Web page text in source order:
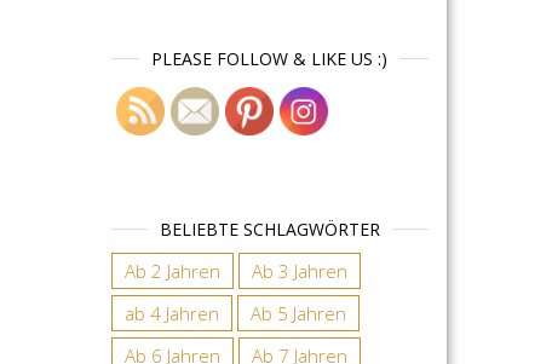
PLEASE FOLLOW & LIKE US :)
BELIEBTE SCHLAGWÖRTER
Ab 2 Jahren
Ab 3 Jahren
ab 4 Jahren
Ab 5 Jahren
Ab 6 Jahren
Ab 7 Jahren